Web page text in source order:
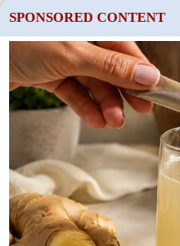
Adresář
Dlažební materiály
Dekorativní kámen
Zahradní a terasový
Kaliningradská oblast
vesnice Kholmogorovka
Svatý. Lesoparková 1b
Instrukce
INN/KPP:
3907212316 / 390701001
Copyright 2011–2024
Jakékoli použití materiálů je
SPONSORED CONTENT